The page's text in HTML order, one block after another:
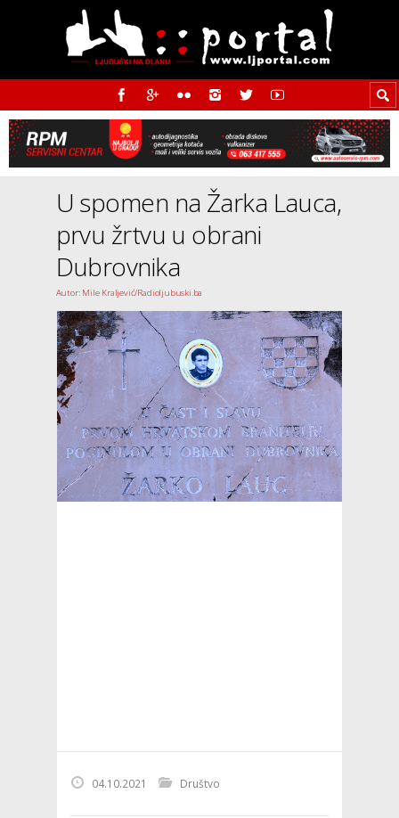
U spomen na Žarka Lauca,
prvu žrtvu u obrani
Dubrovnika
Autor: Mile Kraljević/Radioljubuski.ba
04.10.2021 Društvo